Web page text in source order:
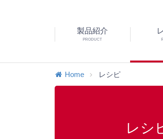
製品紹介
PRODUCT
Home レシピ
レシ